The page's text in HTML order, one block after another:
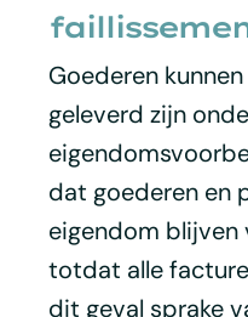
Goederen
geleverd zijn
dat goederen en
eigendom blijven
totdat alle
dit geval sprake